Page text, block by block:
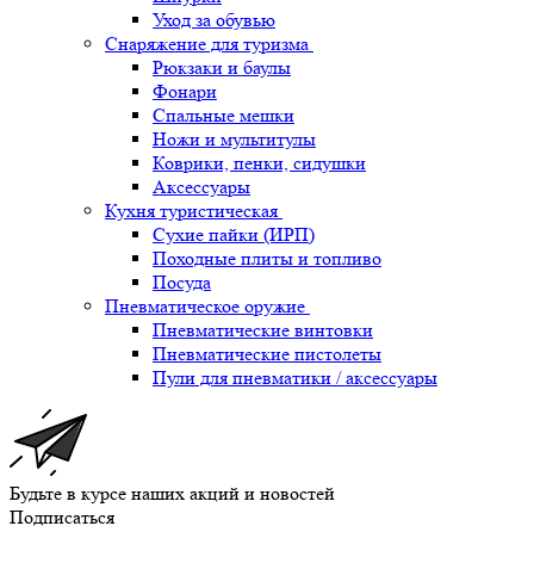
Уход за обувью
Снаряжение для туризма
Рюкзаки и баулы
Фонари
Спальные мешки
Ножи и мультитулы
Коврики, пенки, сидушки
Аксессуары
Кухня туристическая
Сухие пайки (ИРП)
Походные плиты и топливо
Посуда
Пневматическое оружие
Пневматические винтовки
Пневматические пистолеты
Пули для пневматики / аксессуары
Будьте в курсе наших акций и новостей
Подписаться